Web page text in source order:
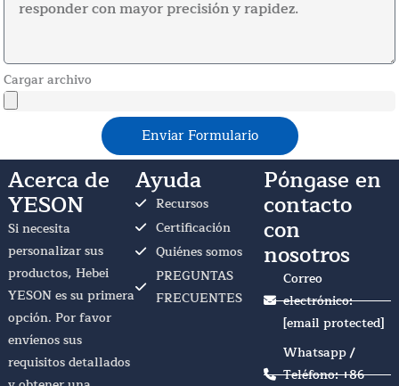
Cargar archivo
Enviar Formulario
Acerca de
YESON
Si necesita
personalizar sus
productos, Hebei
YESON es su primera
opción. Por favor
envíenos sus
requisitos detallados
Ayuda
Recursos
Certificación
Quiénes somos
PREGUNTAS
FRECUENTES
Póngase en
contacto
con
nosotros
Correo
electrónico:
[email protected]
Whatsapp /
Teléfono: +86